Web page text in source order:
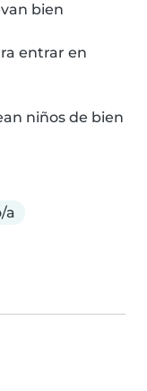
bien
entrar en
niños de bien
a